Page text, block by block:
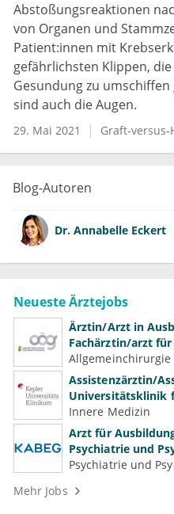
Abstoßungsreaktionen
von Organen und
Patient:innen mit
gefährlichsten Klippen,
Gesundung zu
sind auch die Augen.
29. Mai 2021 Graft-versus-
Blog-Autoren
Dr. Annabelle Eckert
Neueste Ärztejobs
Ärztin/Arzt in
Fachärztin/arzt
Gefäßchirurgie
Allgemeinchirurgie
Assistenzärztin/
Universitätsklinik
Innere Medizin
Arzt für
Psychiatrie und
Medizin (m/w/d)
Psychiatrie und
Mehr Jobs